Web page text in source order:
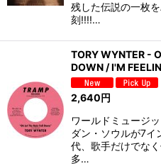
残した伝説の一枚
刻!!!!…
TORY WYNTER -
DOWN / I'M
2,640円
ワールドミュージ
ダン・ソウルが7
代、歌手だけでな
多…